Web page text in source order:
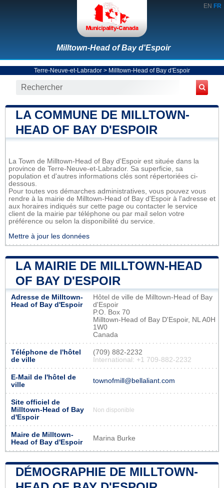
EN FR
Milltown-Head of Bay d'Espoir
Terre-Neuve-et-Labrador > Milltown-Head of Bay d'Espoir
LA COMMUNE DE MILLTOWN-
HEAD OF BAY D'ESPOIR
La Town de Milltown-Head of Bay d'Espoir est située dans la
province de Terre-Neuve-et-Labrador. Sa superficie, sa
population et d'autres informations clés sont répertoriées ci-
dessous.
Pour toutes vos démarches administratives, vous pouvez vous
rendre à la mairie de Milltown-Head of Bay d'Espoir à l'adresse et
aux horaires indiqués sur cette page ou contacter le service
client de la mairie par téléphone ou par mail selon votre
préférence ou selon la disponibilité du service.
Mettre à jour les données
LA MAIRIE DE MILLTOWN-HEAD
OF BAY D'ESPOIR
Adresse de Milltown-
Head of Bay d'Espoir
Hôtel de ville de Milltown-Head of Bay
d'Espoir
P.O. Box 70
Milltown-Head of Bay D'Espoir, NL A0H
1W0
Canada
Téléphone de l'hôtel
de ville
(709) 882-2232
International: +1 709-882-2232
E-Mail de l'hôtel de
ville
townofmill@bellaliant.com
Site officiel de
Milltown-Head of Bay
d'Espoir
Non disponible
Maire de Milltown-
Head of Bay d'Espoir
Marina Burke
DÉMOGRAPHIE DE MILLTOWN-